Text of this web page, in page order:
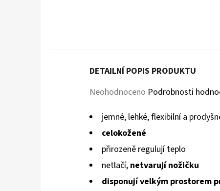
DETAILNÍ POPIS PRODUKTU
Průměrné
produktu
Neohodnoceno Podrobnosti
jemné, lehké, flexibilní a
celokožené
přirozeně regulují teplo
netlačí, netvarují nožičku
disponují velkým prostorem